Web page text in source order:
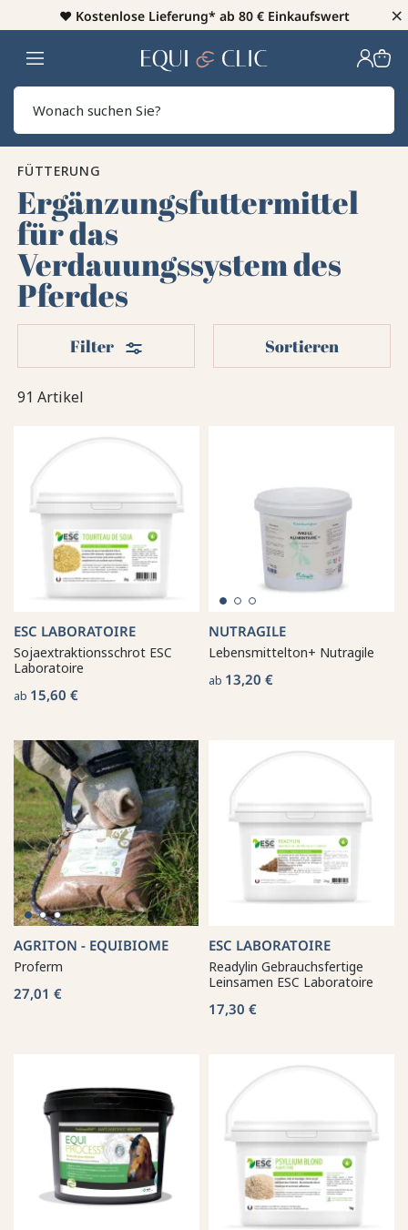
♥️ Kostenlose Lieferung* ab 80 € Einkaufswert ×
Heim
FÜTTERUNG
Ergänzungsfuttermittel
für das
Verdauungssystem des
Pferdes
91 Artikel
Filter Filter Sortieren
ESC LABORATOIRE
Sojaextraktionsschrot ESC
Laboratoire
ab 15,60 €
NUTRAGILE
Lebensmittelton+ Nutragile
ab 13,20 €
AGRITON - EQUIBIOME
Proferm
27,01 €
ESC LABORATOIRE
Readylin Gebrauchsfertige
Leinsamen ESC Laboratoire
17,30 €